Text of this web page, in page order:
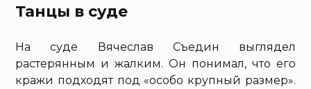
Танцы в суде
На суде Вячеслав Съедин выглядел
растерянным и жалким. Он понимал, что его
кражи подходят под «особо крупный размер».